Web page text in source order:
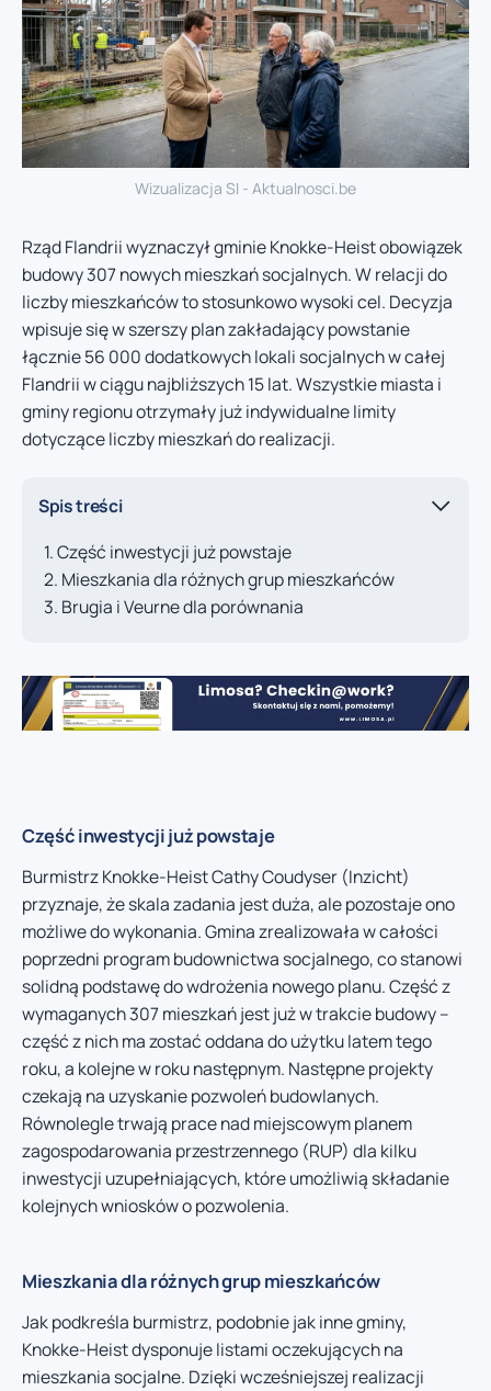
Wizualizacja SI - Aktualnosci.be
Rząd Flandrii wyznaczył gminie Knokke-Heist obowiązek
budowy 307 nowych mieszkań socjalnych. W relacji do
liczby mieszkańców to stosunkowo wysoki cel. Decyzja
wpisuje się w szerszy plan zakładający powstanie
łącznie 56 000 dodatkowych lokali socjalnych w całej
Flandrii w ciągu najbliższych 15 lat. Wszystkie miasta i
gminy regionu otrzymały już indywidualne limity
dotyczące liczby mieszkań do realizacji.
Spis treści
Część inwestycji już powstaje
Mieszkania dla różnych grup mieszkańców
Brugia i Veurne dla porównania
Część inwestycji już powstaje
Burmistrz Knokke-Heist Cathy Coudyser (Inzicht)
przyznaje, że skala zadania jest duża, ale pozostaje ono
możliwe do wykonania. Gmina zrealizowała w całości
poprzedni program budownictwa socjalnego, co stanowi
solidną podstawę do wdrożenia nowego planu. Część z
wymaganych 307 mieszkań jest już w trakcie budowy –
część z nich ma zostać oddana do użytku latem tego
roku, a kolejne w roku następnym. Następne projekty
czekają na uzyskanie pozwoleń budowlanych.
Równolegle trwają prace nad miejscowym planem
zagospodarowania przestrzennego (RUP) dla kilku
inwestycji uzupełniających, które umożliwią składanie
kolejnych wniosków o pozwolenia.
Mieszkania dla różnych grup mieszkańców
Jak podkreśla burmistrz, podobnie jak inne gminy,
Knokke-Heist dysponuje listami oczekujących na
mieszkania socjalne. Dzięki wcześniejszej realizacji